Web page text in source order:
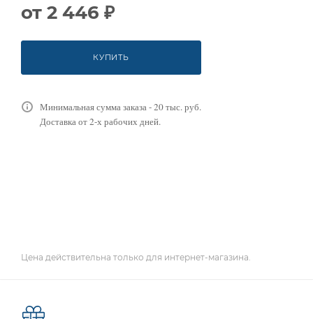
от 2 446 ₽
КУПИТЬ
Минимальная сумма заказа - 20 тыс. руб.
Доставка от 2-х рабочих дней.
Цена действительна только для интернет-магазина.